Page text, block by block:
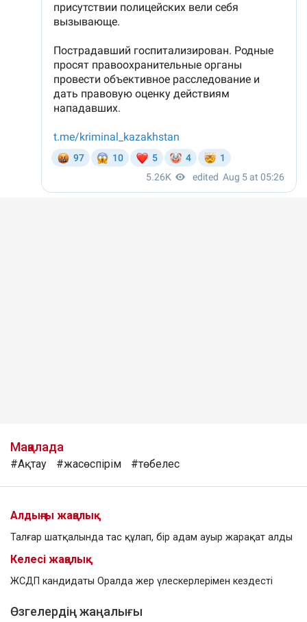
Мақалада
#Ақтау #жасөспірім #төбелес
Алдыңғы жаңалық
Талғар шатқалында тас құлап, бір адам ауыр жарақат алды
Келесі жаңалық
ЖСДП кандидаты Оралда жер үлескерлерімен кездесті